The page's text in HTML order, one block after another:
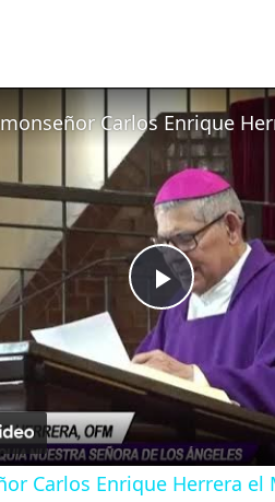
P
l
a
Carlos Enrique Herrera el